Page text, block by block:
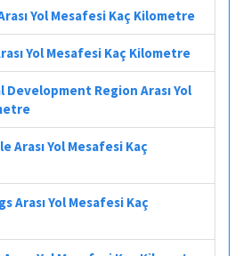
Yol Mesafesi Kaç Kilometre
Yol Mesafesi Kaç Kilometre
Region Arası Yol
Arası Yol Mesafesi Kaç
Arası Yol Mesafesi Kaç